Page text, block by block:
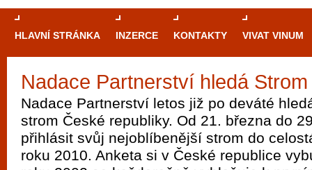
HLAVNÍ STRÁNKA INZERCE KONTAKTY VIVAT VINUM
Nadace Partnerství hledá
Nadace Partnerství letos již po deváté
strom České republiky. Od 21. března do
přihlásit svůj nejoblíbenější strom do
roku 2010. Anketa si v České republice
Průvodce
Brně: Od
automaty
Brno je